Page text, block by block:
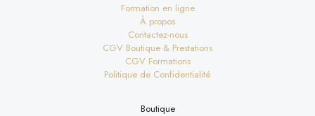
Formation en ligne
À propos
Contactez-nous
CGV Boutique & Prestations
CGV Formations
Politique de Confidentialité
Boutique